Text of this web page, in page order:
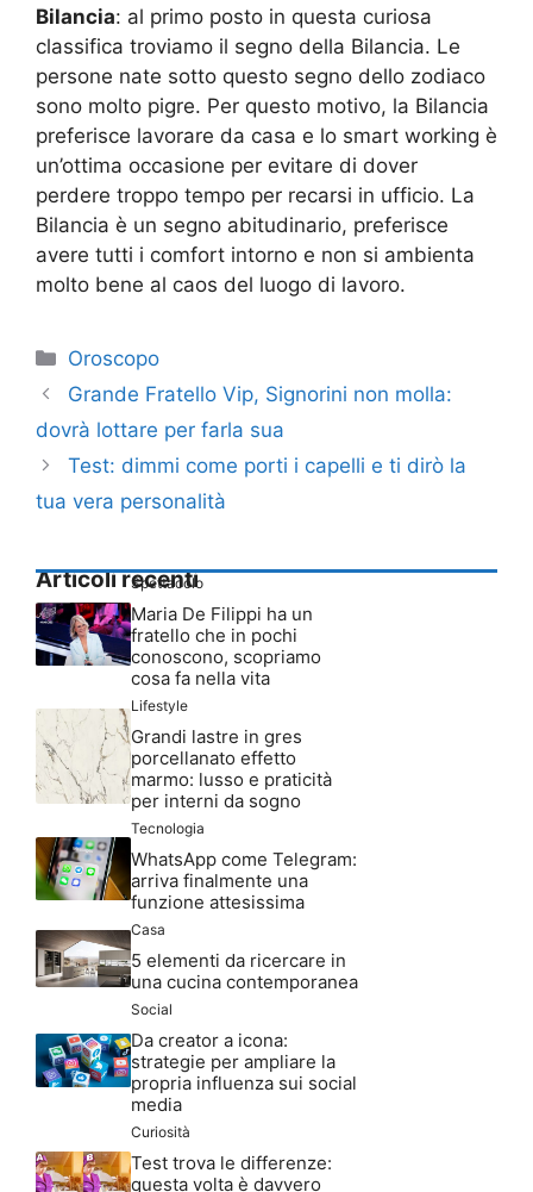
Bilancia: al primo posto in questa curiosa
classifica troviamo il segno della Bilancia. Le
persone nate sotto questo segno dello zodiaco
sono molto pigre. Per questo motivo, la Bilancia
preferisce lavorare da casa e lo smart working è
un’ottima occasione per evitare di dover
perdere troppo tempo per recarsi in ufficio. La
Bilancia è un segno abitudinario, preferisce
avere tutti i comfort intorno e non si ambienta
molto bene al caos del luogo di lavoro.
Categorie
Oroscopo
Grande Fratello Vip, Signorini non molla:
dovrà lottare per farla sua
Test: dimmi come porti i capelli e ti dirò la
tua vera personalità
Articoli recenti
Spettacolo
Maria De Filippi ha un
fratello che in pochi
conoscono, scopriamo
cosa fa nella vita
Lifestyle
Grandi lastre in gres
porcellanato effetto
marmo: lusso e praticità
per interni da sogno
Tecnologia
WhatsApp come Telegram:
arriva finalmente una
funzione attesissima
Casa
5 elementi da ricercare in
una cucina contemporanea
Social
Da creator a icona:
strategie per ampliare la
propria influenza sui social
media
Curiosità
Test trova le differenze:
questa volta è davvero